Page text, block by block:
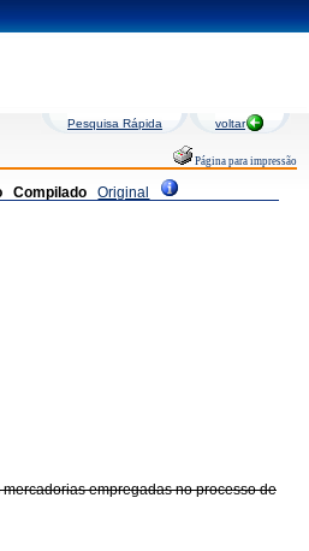
Pesquisa Rápida voltar
Página para impressão
Compilado Original
empregadas no processo de